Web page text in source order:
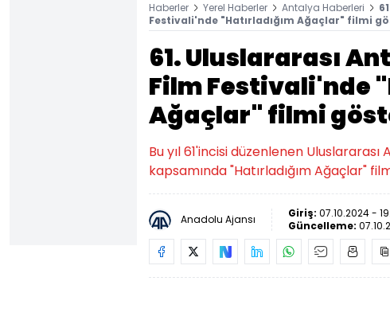
Haberler Yerel Haberler Antalya Haberleri
Festivali'nde "Hatırladığım Ağaçlar" filmi
61. Uluslararası
Film Festivali'nde
Ağaçlar" filmi
Bu yıl 61'incisi düzenlenen
kapsamında "Hatırladığım Ağaçlar"
Anadolu Ajansı Giriş: 07.10.2024 -
Güncelleme: